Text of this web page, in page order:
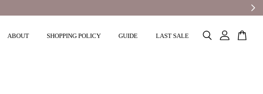
ABOUT SHOPPING POLICY GUIDE LAST SALE